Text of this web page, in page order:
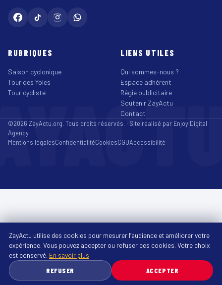
RUBRIQUES
Saison cyclonique
Tour des Yoles
Tour cycliste
LIENS UTILES
Qui sommes-nous ?
Espace adhérent
Régie publicitaire
Soutenir ZayActu
Contact
©2026 ZayActu.org. Tous droits réservés. · Site réalisé par Enjoy Digital
Agency
Mentions légalesConfidentialitéCookiesCGUAccessibilité
ZayActu utilise des cookies pour mesurer l’audience et améliorer votre
expérience. Vous pouvez accepter ou refuser ces cookies. Votre choix
est conservé. En savoir plus
REFUSER
ACCEPTER